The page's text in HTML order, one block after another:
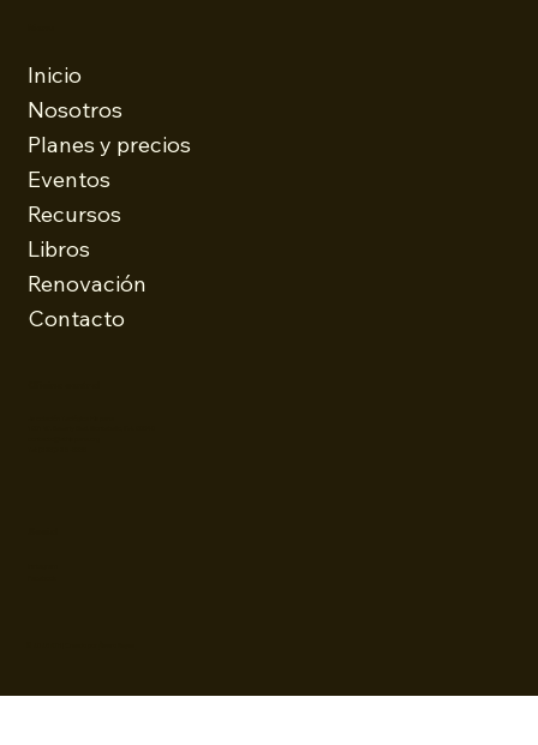
Inicio
Nosotros
Planes y precios
Eventos
Recursos
Libros
Renovación
Contacto